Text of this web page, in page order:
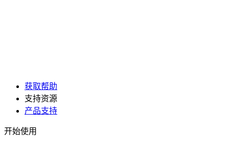
获取帮助
支持资源
产品支持
开始使用